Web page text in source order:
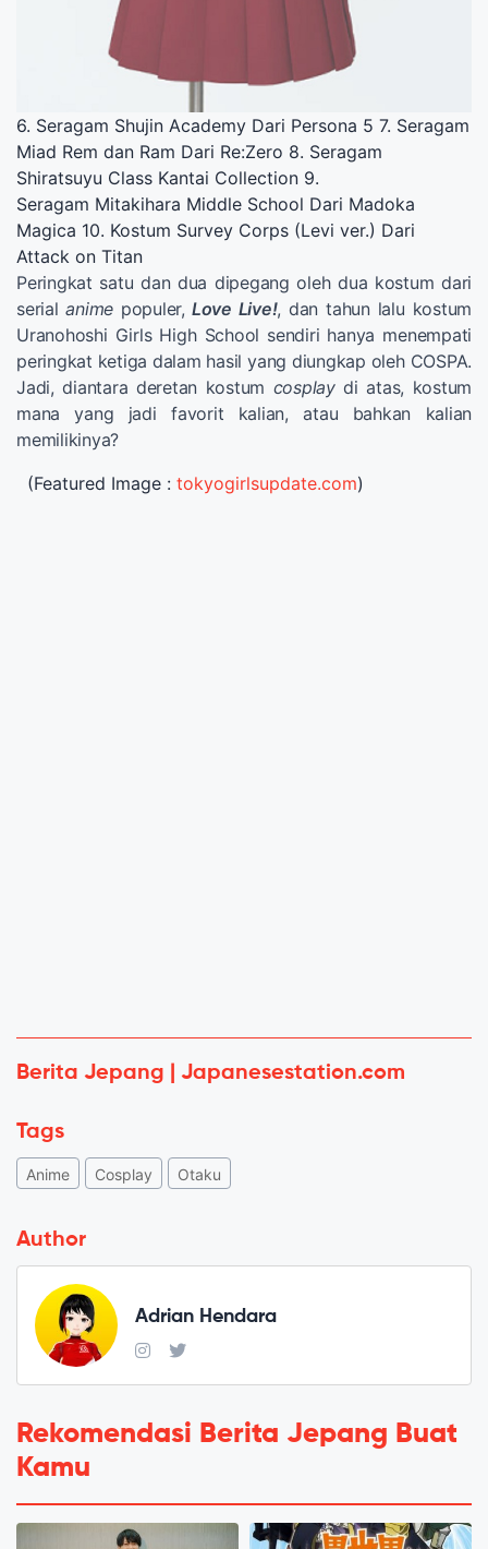
6. Seragam Shujin Academy Dari Persona 5 7. Seragam
Miad Rem dan Ram Dari Re:Zero 8. Seragam
Shiratsuyu Class Kantai Collection 9.
Seragam Mitakihara Middle School Dari Madoka
Magica 10. Kostum Survey Corps (Levi ver.) Dari
Attack on Titan
Peringkat satu dan dua dipegang oleh dua kostum dari
serialanime populer, Love Live!, dan tahun lalu kostum
Uranohoshi Girls High School sendiri hanya menempati
peringkat ketiga dalam hasil yang diungkap oleh COSPA.
Jadi, diantara deretan kostum cosplaydi atas, kostum
mana yang jadi favorit kalian, atau bahkan kalian
memilikinya?
(Featured Image : tokyogirlsupdate.com)
Berita Jepang | Japanesestation.com
Tags
Anime Cosplay Otaku
Author
Adrian Hendara
Rekomendasi Berita Jepang Buat
Kamu